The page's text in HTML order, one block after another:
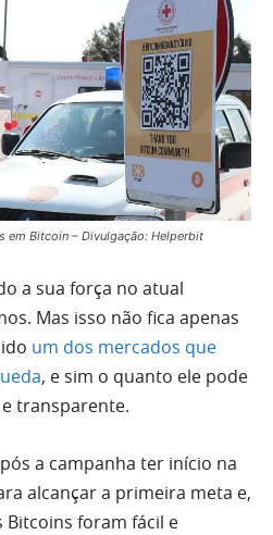
em Bitcoin – Divulgação: Helperbit
a sua força no atual
Mas isso não fica apenas
um dos mercados que
, e sim o quanto ele pode
transparente.
a campanha ter início na
alcançar a primeira meta e,
Bitcoins foram fácil e